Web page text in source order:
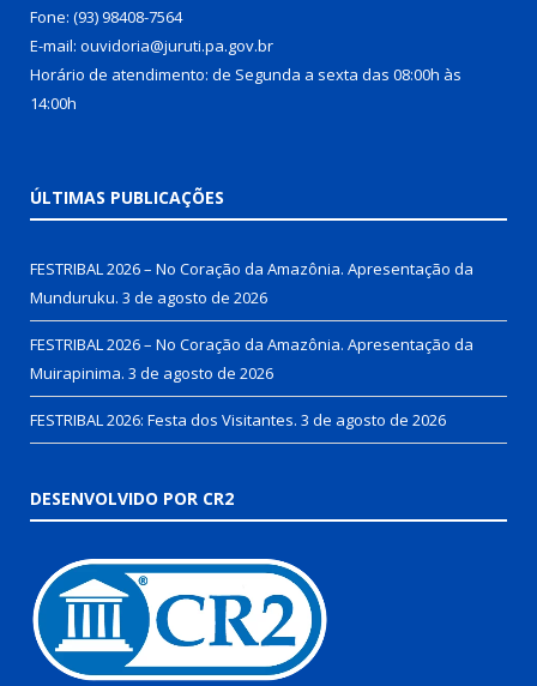
Fone: (93) 98408-7564
E-mail: ouvidoria@juruti.pa.gov.br
Horário de atendimento: de Segunda a sexta das 08:00h às
14:00h
ÚLTIMAS PUBLICAÇÕES
FESTRIBAL 2026 – No Coração da Amazônia. Apresentação da
Munduruku. 3 de agosto de 2026
FESTRIBAL 2026 – No Coração da Amazônia. Apresentação da
Muirapinima. 3 de agosto de 2026
FESTRIBAL 2026: Festa dos Visitantes. 3 de agosto de 2026
DESENVOLVIDO POR CR2